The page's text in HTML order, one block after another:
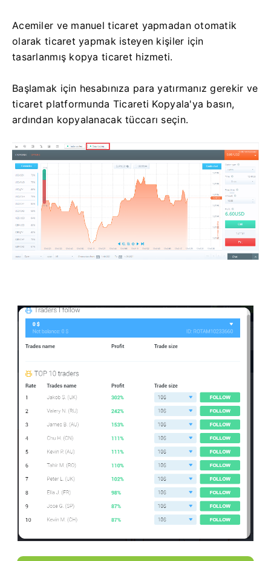
Acemiler ve manuel ticaret yapmadan otomatik
olarak ticaret yapmak isteyen kişiler için
tasarlanmış kopya ticaret hizmeti.
Başlamak için hesabınıza para yatırmanız gerekir ve
ticaret platformunda Ticareti Kopyala'ya basın,
ardından kopyalanacak tüccarı seçin.